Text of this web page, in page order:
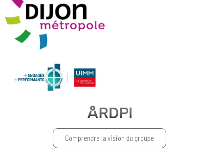
Comprendre la vision du groupe